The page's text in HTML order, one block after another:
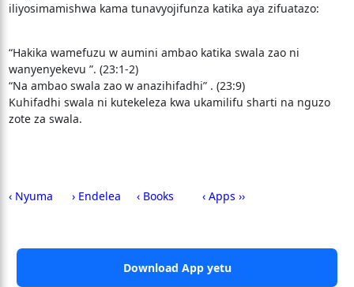
iliyosimamishwa kama tunavyojifunza katika aya zifuatazo:
“Hakika wamefuzu w aumini ambao katika swala zao ni
wanyenyekevu ”. (23:1-2)
“Na ambao swala zao w anazihifadhi” . (23:9)
Kuhifadhi swala ni kutekeleza kwa ukamilifu sharti na nguzo
zote za swala.
‹ Nyuma › Endelea ‹ Books ‹ Apps ››
Download App yetu